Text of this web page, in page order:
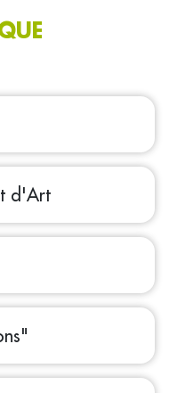
d'Art